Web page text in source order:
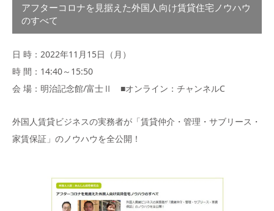
アフターコロナを見据えた外国人向け賃貸住宅ノウハウ
のすべて
日 時：2022年11月15日（月）
時 間：14:40～15:50
会 場：明治記念館/富士Ⅱ ■オンライン：チャンネルC
外国人賃貸ビジネスの実務者が「賃貸仲介・管理・サブリース・
家賃保証」のノウハウを全公開！